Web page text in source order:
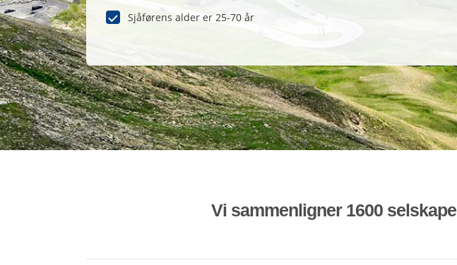
Sjåførens alder er 25-70 år
Vi sammenligner 1600